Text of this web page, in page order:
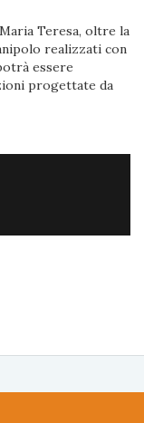
Teresa, oltre la
realizzati con
essere
progettate da